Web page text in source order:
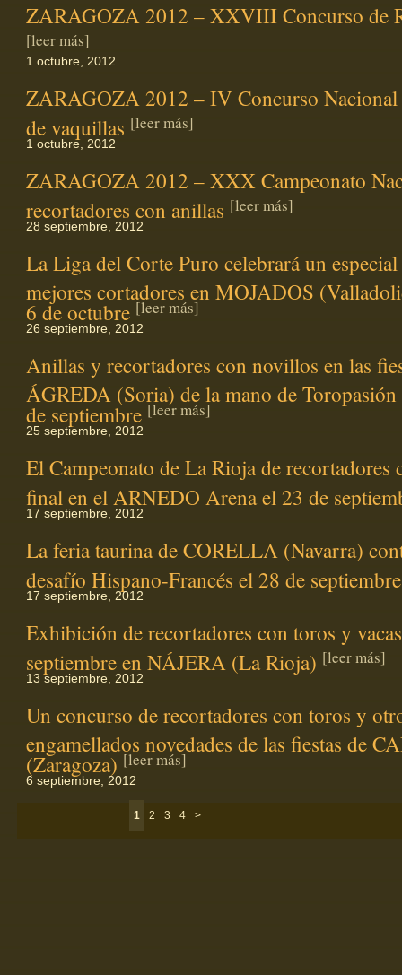
ZARAGOZA 2012 – XXVIII Concurso de
[leer más]
1 octubre, 2012
ZARAGOZA 2012 – IV Concurso Nacional
de vaquillas [leer más]
1 octubre, 2012
ZARAGOZA 2012 – XXX Campeonato
recortadores con anillas [leer más]
28 septiembre, 2012
La Liga del Corte Puro celebrará un
mejores cortadores en MOJADOS
6 de octubre [leer más]
26 septiembre, 2012
Anillas y recortadores con novillos en las
ÁGREDA (Soria) de la mano de
de septiembre [leer más]
25 septiembre, 2012
El Campeonato de La Rioja de recortadores
final en el ARNEDO Arena el 23 de
17 septiembre, 2012
La feria taurina de CORELLA (Navarra)
desafío Hispano-Francés el 28 de
17 septiembre, 2012
Exhibición de recortadores con toros y
septiembre en NÁJERA (La Rioja) [leer más]
13 septiembre, 2012
Un concurso de recortadores con toros y
engamellados novedades de las fiestas de
(Zaragoza) [leer más]
6 septiembre, 2012
1 2 3 4 >